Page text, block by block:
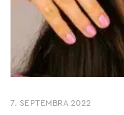
7. SEPTEMBRA 2022